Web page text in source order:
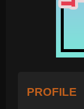
PROFILE